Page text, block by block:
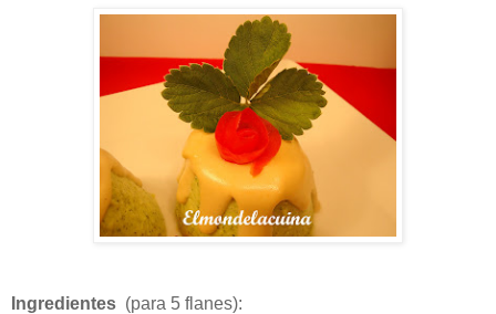
Ingredientes (para 5 flanes):